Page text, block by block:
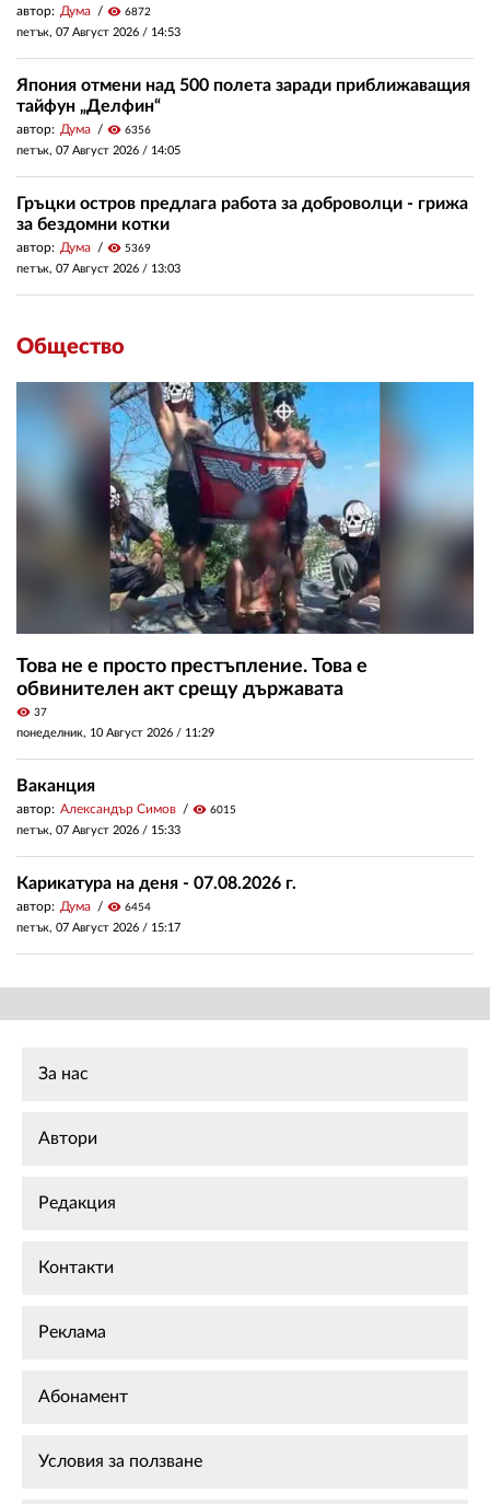
автор: Дума visibility 6872
петък, 07 Август 2026 / 14:53
Япония отмени над 500 полета заради приближаващия
тайфун „Делфин“
автор: Дума visibility 6356
петък, 07 Август 2026 / 14:05
Гръцки остров предлага работа за доброволци - грижа
за бездомни котки
автор: Дума visibility 5369
петък, 07 Август 2026 / 13:03
Общество
Това не е просто престъпление. Това е
обвинителен акт срещу държавата
visibility 37
понеделник, 10 Август 2026 / 11:29
Ваканция
автор: Александър Симов visibility 6015
петък, 07 Август 2026 / 15:33
Карикатура на деня - 07.08.2026 г.
автор: Дума visibility 6454
петък, 07 Август 2026 / 15:17
За нас
Автори
Редакция
Контакти
Реклама
Абонамент
Условия за ползване